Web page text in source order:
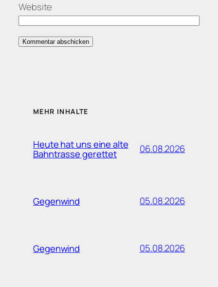
Website
MEHR INHALTE
Heute hat uns eine alte
Bahntrasse gerettet 06.08.2026
Gegenwind 05.08.2026
Gegenwind 05.08.2026